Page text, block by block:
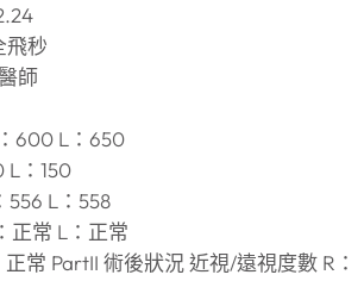
飛秒
師
600 L：650
L：150
556 L：558
正常 L：正常
常 PartII 術後狀況 近視/遠視度數 R：